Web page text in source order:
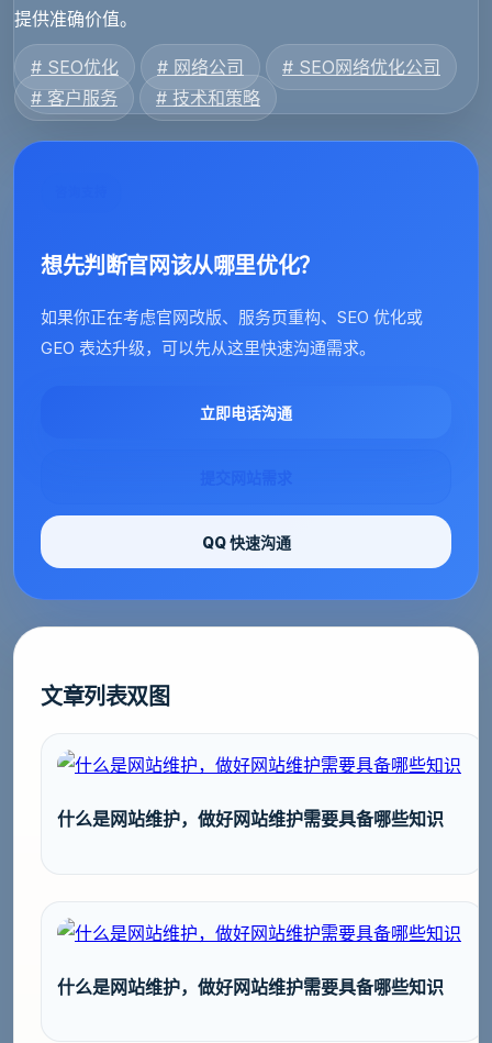
提供准确价值。
# SEO优化 # 网络公司
# SEO网络优化公司
# 客户服务
# 技术和策略
想先判断官网该从哪里优化？
如果你正在考虑官网改版、服务页重构、SEO 优化或
GEO 表达升级，可以先从这里快速沟通需求。
立即电话沟通
QQ 快速沟通
文章列表双图
什么是网站维护，做好网站维护需要具备哪些知识
什么是网站维护，做好网站维护需要具备哪些知识